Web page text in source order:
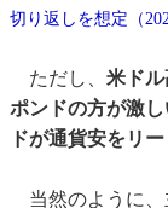
切り返しを想定（
ただし、 米ド
ポンドの方が激
ドが通貨安をリ
当然のように、